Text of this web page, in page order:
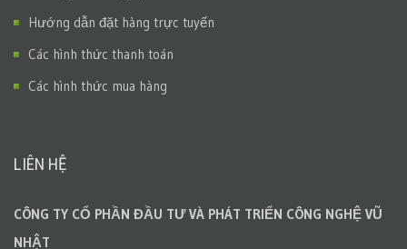
Hướng dẫn đặt hàng trực tuyến
Các hình thức thanh toán
Các hình thức mua hàng
LIÊN HỆ
CÔNG TY CỔ PHẦN ĐẦU TƯ VÀ PHÁT TRIỂN CÔNG NGHỆ VŨ
NHẬT